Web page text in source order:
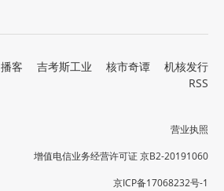
播客 吉考斯工业 核市奇谭
机核发行
RSS
营业执照
增值电信业务经营许可证 京B2-20191060
京ICP备17068232号-1